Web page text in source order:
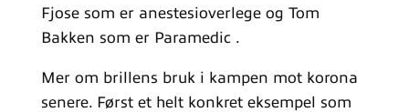
Fjose som er anestesioverlege og Tom
Bakken som er Paramedic .
Mer om brillens bruk i kampen mot korona
senere. Først et helt konkret eksempel som